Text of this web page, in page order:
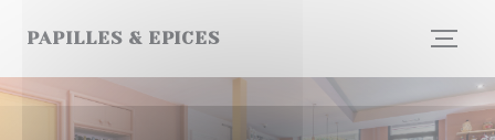
PAPILLES & EPICES